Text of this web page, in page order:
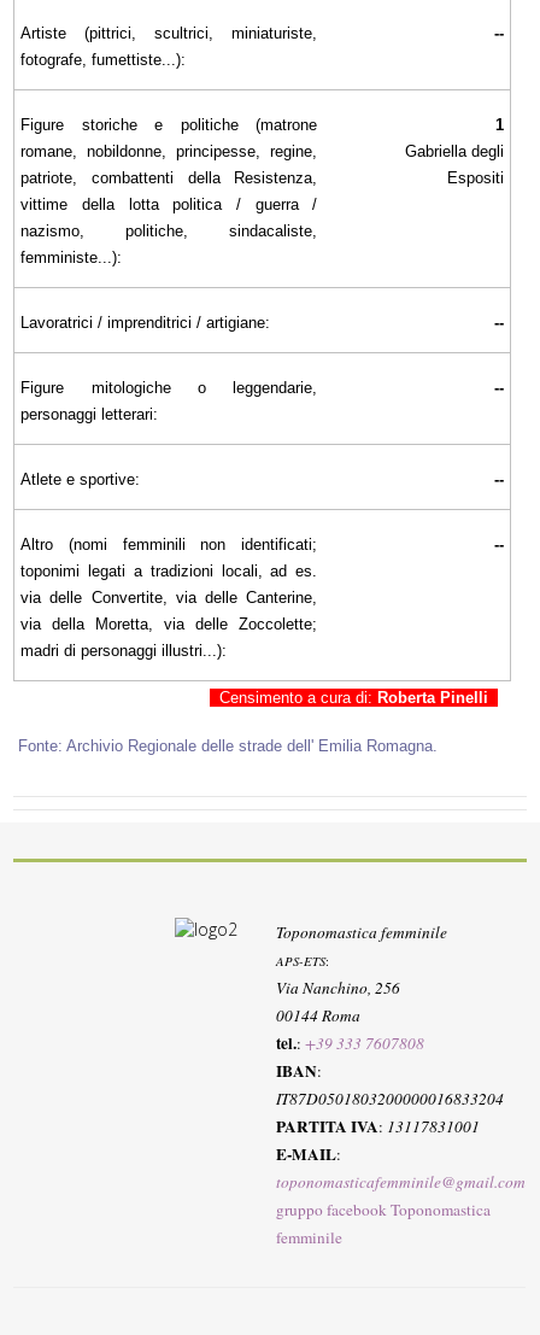
Artiste (pittrici, scultrici, miniaturiste,
fotografe, fumettiste...):
--
Figure storiche e politiche (matrone
romane, nobildonne, principesse, regine,
patriote, combattenti della Resistenza,
vittime della lotta politica / guerra /
nazismo, politiche, sindacaliste,
femministe...):
1
Gabriella degli
Espositi
Lavoratrici / imprenditrici / artigiane: --
Figure mitologiche o leggendarie,
personaggi letterari:
--
Atlete e sportive: --
Altro (nomi femminili non identificati;
toponimi legati a tradizioni locali, ad es.
via delle Convertite, via delle Canterine,
via della Moretta, via delle Zoccolette;
madri di personaggi illustri...):
--
Censimento a cura di: Roberta Pinelli
Fonte: Archivio Regionale delle strade dell' Emilia Romagna.
Toponomastica femminile
APS-ETS:
Via Nanchino, 256
00144 Roma
tel.:+39 333 7607808
IBAN:
IT87D0501803200000016833204
PARTITA IVA: 13117831001
E-MAIL:
toponomasticafemminile@gmail.com
gruppo facebook Toponomastica
femminile